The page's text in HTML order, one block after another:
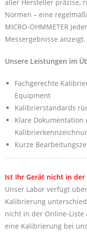
aller Hersteller präzise,
Normen – eine
MICRO-OHMMETER
Messergebnisse anzeigt.
Unsere Leistungen im
Fachgerechte
Equipment
Kalibrierstandards
Klare
Kurze
Ist Ihr Gerät nicht in
Unser Labor verfügt
Kalibrierung
nicht in der Online-
eine Kalibrierung bei